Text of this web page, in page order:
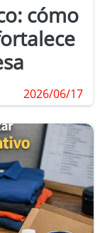
cómo
2026/06/17